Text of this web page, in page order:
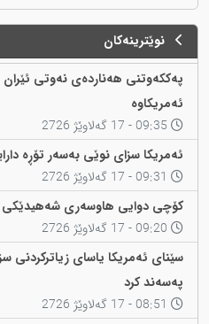
نوێترینەکان
پەککەوتنی هەناردەی نەوتی
ئەمریکاوە
ئەمریکا سزای نوێی بەسەر تۆڕە
كۆچی دوایی هاوسەری شەهیدێکی
سێنای ئەمریکا یاسای زیاترکردنی
پەسەند کرد